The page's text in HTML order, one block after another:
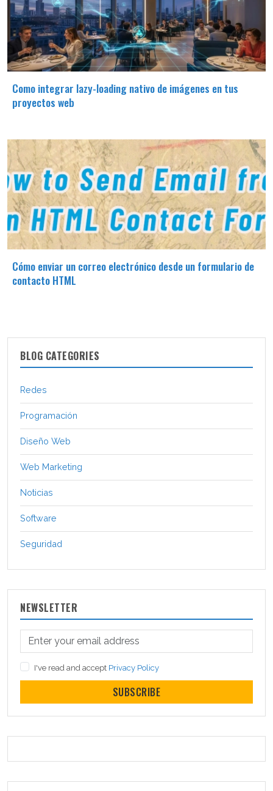
Como integrar lazy-loading nativo de imágenes en tus
proyectos web
Cómo enviar un correo electrónico desde un formulario de
contacto HTML
BLOG CATEGORIES
Redes
Programación
Diseño Web
Web Marketing
Noticias
Software
Seguridad
NEWSLETTER
I've read and accept Privacy Policy
SUBSCRIBE